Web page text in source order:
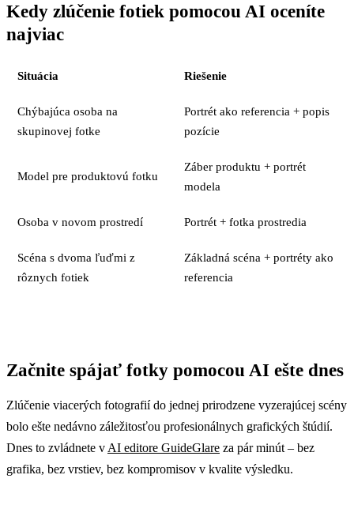
Kedy zlúčenie fotiek pomocou AI oceníte
najviac
Situácia Riešenie
Chýbajúca osoba na
skupinovej fotke
Portrét ako referencia + popis
pozície
Model pre produktovú fotku
Záber produktu + portrét
modela
Osoba v novom prostredí Portrét + fotka prostredia
Scéna s dvoma ľuďmi z
rôznych fotiek
Základná scéna + portréty ako
referencia
Začnite spájať fotky pomocou AI ešte dnes
Zlúčenie viacerých fotografií do jednej prirodzene vyzerajúcej scény
bolo ešte nedávno záležitosťou profesionálnych grafických štúdií.
Dnes to zvládnete v AI editore GuideGlare za pár minút – bez
grafika, bez vrstiev, bez kompromisov v kvalite výsledku.